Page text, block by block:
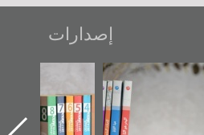
إصدارات
تصنيف موضوعي
للوثائق البريطانية
يقدمه «مركز أوال»
تصدر حصاد
الساحات 2019